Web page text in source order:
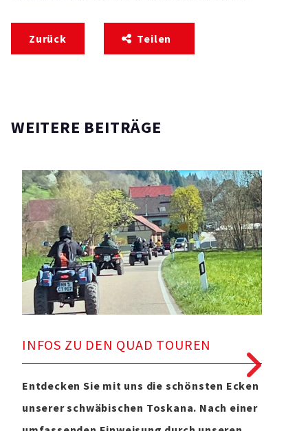
Zurück Teilen
WEITERE BEITRÄGE
INFOS ZU DEN QUAD TOUREN
Entdecken Sie mit uns die schönsten Ecken
unserer schwäbischen Toskana. Nach einer